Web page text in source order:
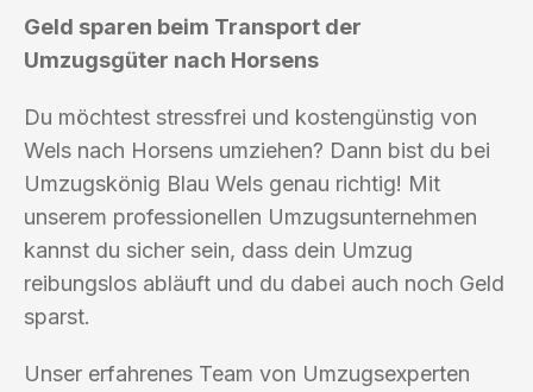
Geld sparen beim Transport der
Umzugsgüter nach Horsens
Du möchtest stressfrei und kostengünstig von
Wels nach Horsens umziehen? Dann bist du bei
Umzugskönig Blau Wels genau richtig! Mit
unserem professionellen Umzugsunternehmen
kannst du sicher sein, dass dein Umzug
reibungslos abläuft und du dabei auch noch Geld
sparst.
Unser erfahrenes Team von Umzugsexperten